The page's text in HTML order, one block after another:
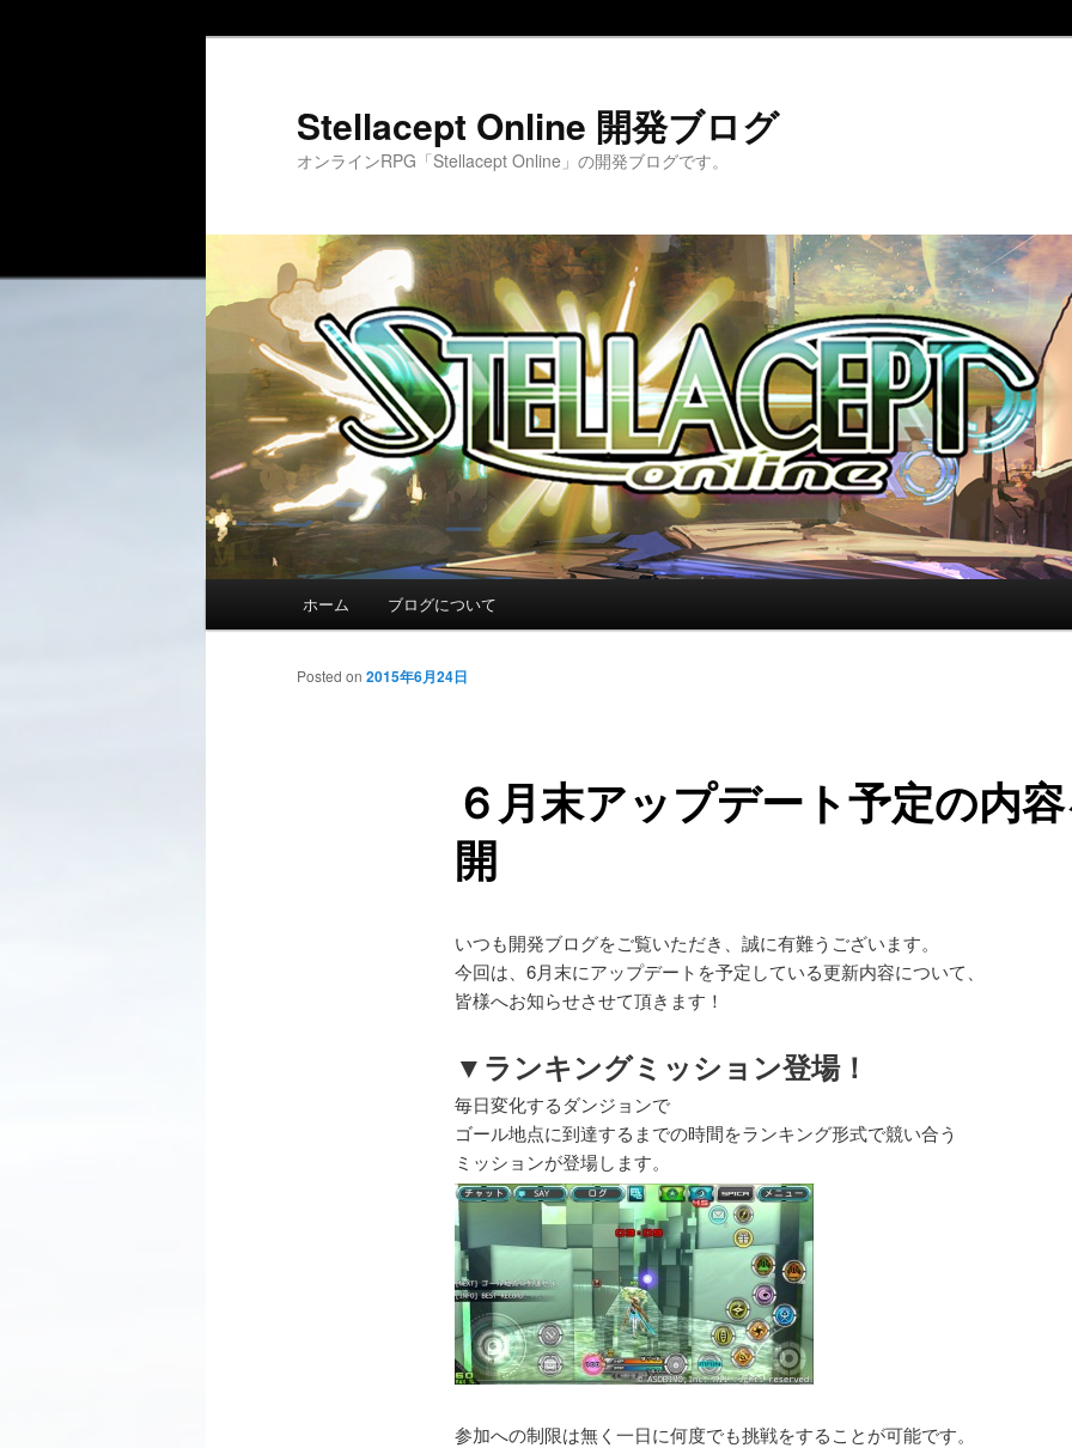
Stellacept Online 開発ブログ
オンラインRPG「Stellacept Online」の開発ブログです。
メインコンテンツへ移動
サブコンテンツへ移動
ホーム ブログについて
投稿ナビゲーション
６月末アップデート予定の内
開
Posted on 2015年6月24日
いつも開発ブログをご覧いただき、誠に有難うございます。
今回は、6月末にアップデートを予定している更新内容について、
皆様へお知らせさせて頂きます！
▼ランキングミッション登場！
毎日変化するダンジョンで
ゴール地点に到達するまでの時間をランキング形式で競い合う
ミッションが登場します。
参加への制限は無く一日に何度でも挑戦をすることが可能です。